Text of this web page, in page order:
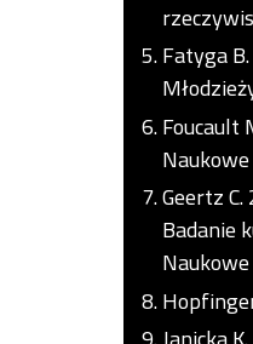
Fatyga
Foucault
Geertz
Badanie